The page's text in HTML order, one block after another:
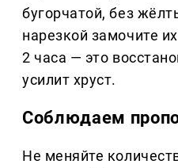
бугорчатой, без
нарезкой замочите
2 часа — это
усилит хруст.
Соблюдаем
Не меняйте